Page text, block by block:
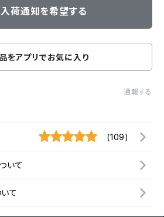
荷通知を希望する
をアプリでお気に入り
通報する
(109)
いて
て